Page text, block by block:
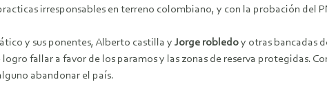
irresponsables en terreno colombiano, y con la probación del
y sus ponentes, Alberto castilla y Jorge robledoy otras bancadas
fallar a favor de los paramos y las zonas de reserva protegidas.
abandonar el país.